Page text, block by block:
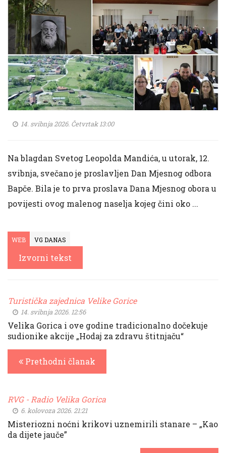
14. svibnja 2026. Četvrtak 13:00
Na blagdan Svetog Leopolda Mandića, u utorak, 12.
svibnja, svečano je proslavljen Dan Mjesnog odbora
Bapče. Bila je to prva proslava Dana Mjesnog obora u
povijesti ovog malenog naselja kojeg čini oko ...
WEB VG DANAS
Izvorni tekst
Turistička zajednica Velike Gorice
14. svibnja 2026. 12:56
Velika Gorica i ove godine tradicionalno dočekuje
sudionike akcije „Hodaj za zdravu štitnjaču“
Prethodni članak
RVG - Radio Velika Gorica
6. kolovoza 2026. 21:21
Misteriozni noćni krikovi uznemirili stanare – „Kao
da dijete jauče”